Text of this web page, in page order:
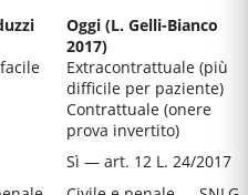
Oggi (L. Gelli-Bianco
2017)
Extracontrattuale (più
difficile per paziente)
Contrattuale (onere
prova invertito)
Sì — art. 12 L. 24/2017